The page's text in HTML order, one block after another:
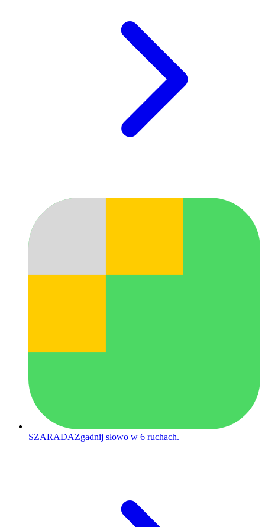
SZARADAZgadnij słowo w 6 ruchach.